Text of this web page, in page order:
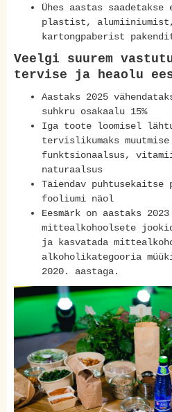
Ühes aastas
plastist,
kartongpaberist
Veelgi suurem
tervise ja heaolu
Aastaks 2025
suhkru osakaalu 15%
Iga toote loomisel
tervislikumaks
funktsionaalsus,
naturaalsus
Täiendav
fooliumi näol
Eesmärk on aastaks
mittealkohoolsete
ja kasvatada
alkoholikategooria
2020. aastaga.